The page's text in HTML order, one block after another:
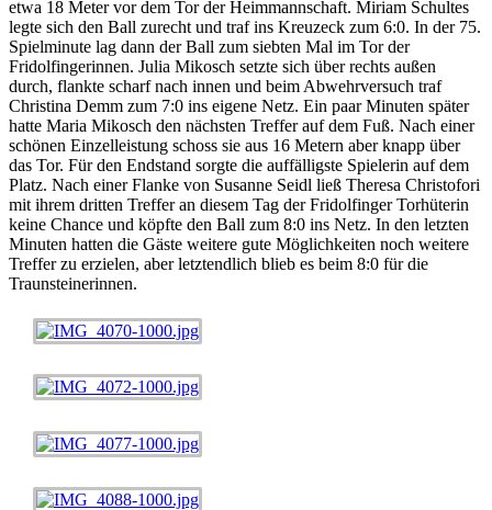
etwa 18 Meter vor dem Tor der Heimmannschaft. Miriam Schultes
legte sich den Ball zurecht und traf ins Kreuzeck zum 6:0. In der 75.
Spielminute lag dann der Ball zum siebten Mal im Tor der
Fridolfingerinnen. Julia Mikosch setzte sich über rechts außen
durch, flankte scharf nach innen und beim Abwehrversuch traf
Christina Demm zum 7:0 ins eigene Netz. Ein paar Minuten später
hatte Maria Mikosch den nächsten Treffer auf dem Fuß. Nach einer
schönen Einzelleistung schoss sie aus 16 Metern aber knapp über
das Tor. Für den Endstand sorgte die auffälligste Spielerin auf dem
Platz. Nach einer Flanke von Susanne Seidl ließ Theresa Christofori
mit ihrem dritten Treffer an diesem Tag der Fridolfinger Torhüterin
keine Chance und köpfte den Ball zum 8:0 ins Netz. In den letzten
Minuten hatten die Gäste weitere gute Möglichkeiten noch weitere
Treffer zu erzielen, aber letztendlich blieb es beim 8:0 für die
Traunsteinerinnen.